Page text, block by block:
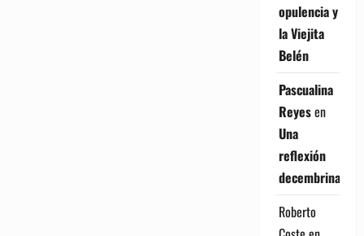
opulencia y
la Viejita
Belén
Pascualina
Reyesen
Una
reflexión
decembrina
Roberto